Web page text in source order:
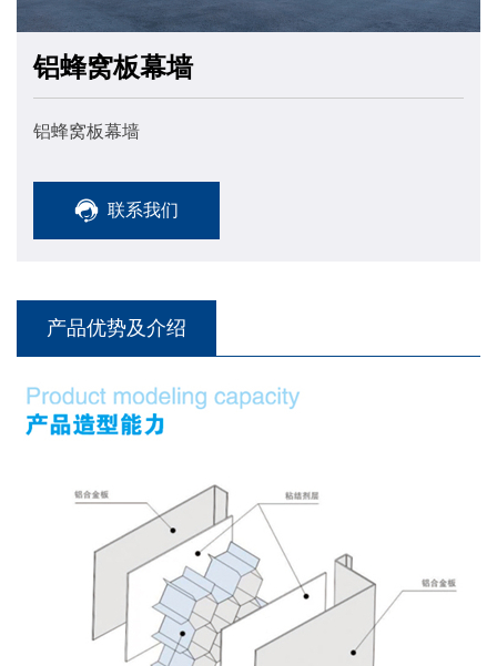
铝蜂窝板幕墙
铝蜂窝板幕墙
联系我们
产品优势及介绍